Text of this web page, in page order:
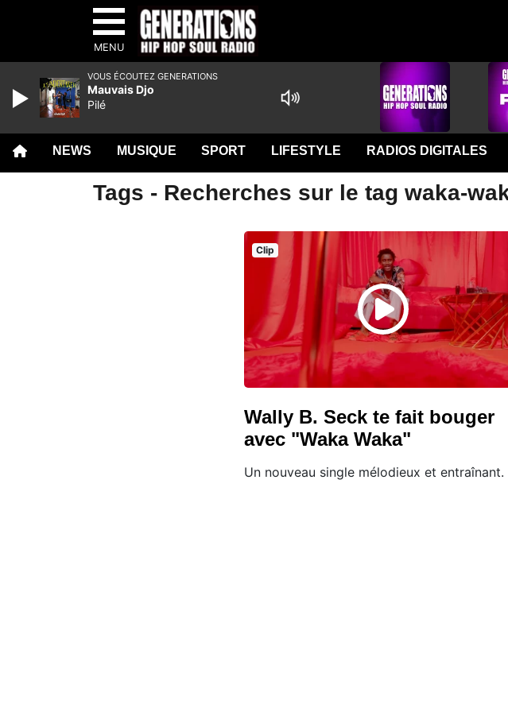
MENU
NEWS MUSIQUE SPORT LIFESTYLE RADIOS DIGITALES
Tags - Recherches sur le tag waka-
Clip
Wally B. Seck te fait bouger
avec "Waka Waka"
Un nouveau single mélodieux et entraînant.
VOUS ÉCOUTEZ GENERATIONS
Mauvais Djo
Pilé